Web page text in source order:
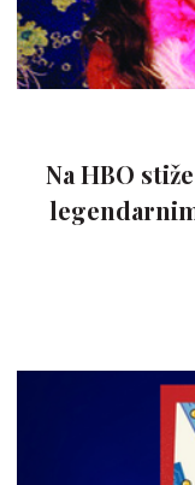
Na HBO